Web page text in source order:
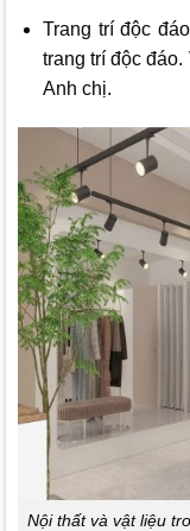
Trang trí độc
trang trí độc
Anh chị.
Nội thất và vật liệu